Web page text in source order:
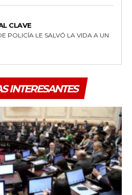
CLAVE
POLICÍA LE SALVÓ LA VIDA A UN
INTERESANTES